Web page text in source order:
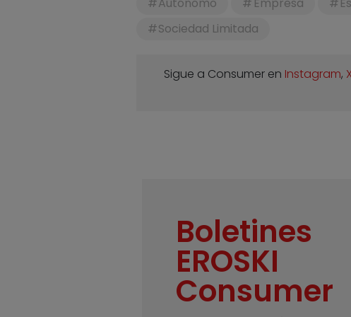
Autónomo Empresa
Sociedad Limitada
Sigue a Consumer en Instagram,
Boletines
EROSKI
Consumer